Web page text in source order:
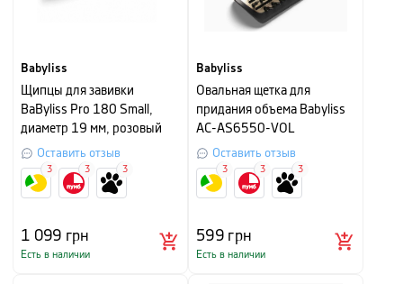
Babyliss
Щипцы для завивки
BaByliss Pro 180 Small,
диаметр 19 мм, розовый
Оставить отзыв
1 099 грн
Есть в наличии
3 3 3
Babyliss
Овальная щетка для
придания объема Babyliss
AC-AS6550-VOL
Оставить отзыв
599грн
Есть в наличии
3 3 3